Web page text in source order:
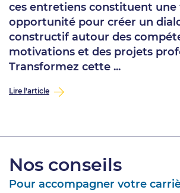
ces entretiens constituent une
opportunité pour créer un
constructif autour des
motivations et des projets
Transformez cette ...
Lire l'article
Nos conseils
Pour accompagner votre